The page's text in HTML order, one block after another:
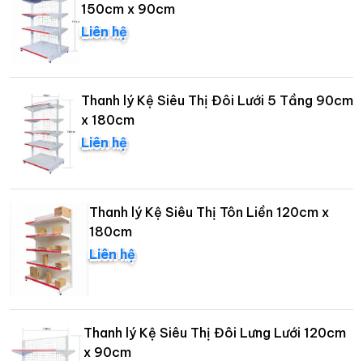
150cm x 90cm
Liên hệ
Thanh lý Kệ Siêu Thị Đôi Lưới 5 Tầng 90cm
x 180cm
Liên hệ
Thanh lý Kệ Siêu Thị Tôn Liền 120cm x
180cm
Liên hệ
Thanh lý Kệ Siêu Thị Đôi Lưng Lưới 120cm
x 90cm